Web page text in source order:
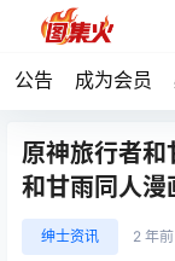
公告 成为会员
原神旅行者和
和甘雨同人漫
绅士资讯 2 年前